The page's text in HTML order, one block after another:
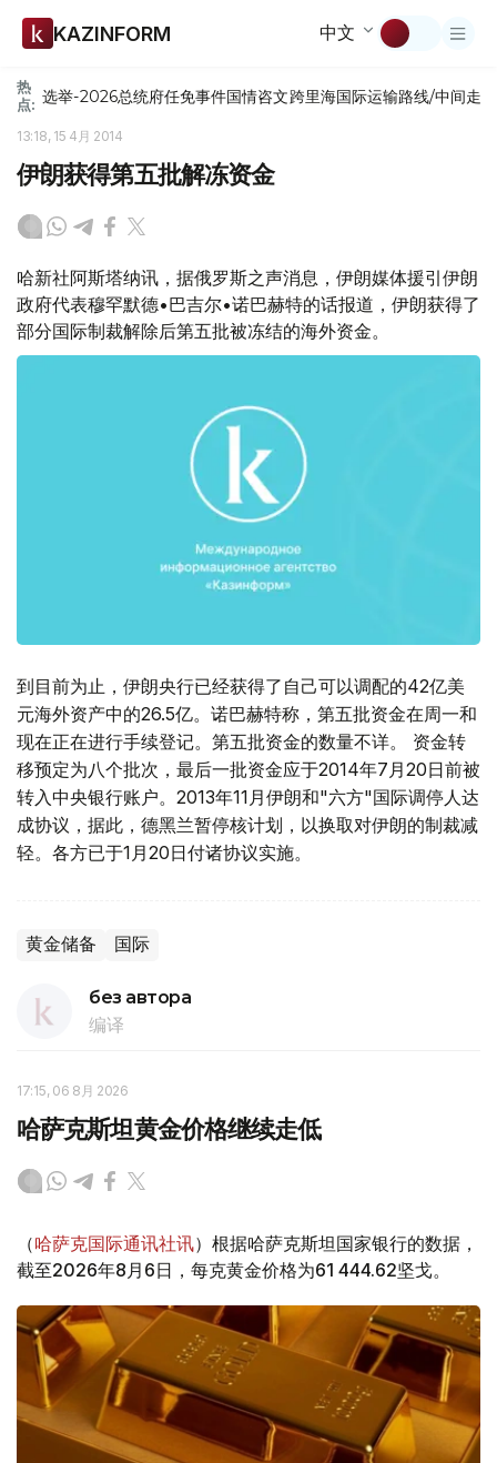
KAZINFORM 中文
热
点: 选举-2026总统府任免事件国情咨文跨里海国际运输路线/中间走廊
13:18, 15 4月 2014
伊朗获得第五批解冻资金
哈新社阿斯塔纳讯，据俄罗斯之声消息，伊朗媒体援引伊朗
政府代表穆罕默德•巴吉尔•诺巴赫特的话报道，伊朗获得了
部分国际制裁解除后第五批被冻结的海外资金。
到目前为止，伊朗央行已经获得了自己可以调配的42亿美
元海外资产中的26.5亿。诺巴赫特称，第五批资金在周一和
现在正在进行手续登记。第五批资金的数量不详。 资金转
移预定为八个批次，最后一批资金应于2014年7月20日前被
转入中央银行账户。2013年11月伊朗和"六方"国际调停人达
成协议，据此，德黑兰暂停核计划，以换取对伊朗的制裁减
轻。各方已于1月20日付诸协议实施。
黄金储备 国际
без автора
编译
17:15, 06 8月 2026
哈萨克斯坦黄金价格继续走低
（哈萨克国际通讯社讯）根据哈萨克斯坦国家银行的数据，
截至2026年8月6日，每克黄金价格为61 444.62坚戈。